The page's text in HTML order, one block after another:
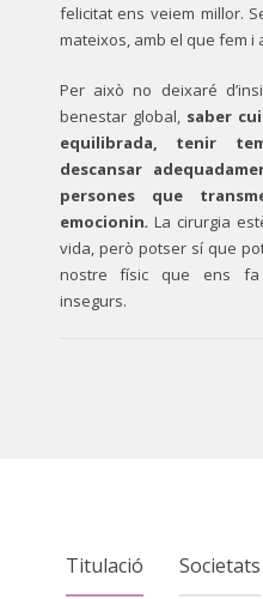
felicitat ens veiem millor.
mateixos, amb el que fem i
Per això no deixaré
benestar global, saber
equilibrada, tenir
descansar
persones que
emocionin. La cirurgia
vida, però potser sí que
nostre físic que ens fa
insegurs.
Titulació Societats